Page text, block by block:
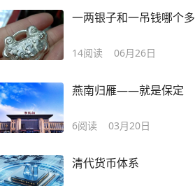
一两银子和一吊钱哪个多
14阅读 06月26日
燕南归雁——就是保定
6阅读 03月20日
清代货币体系